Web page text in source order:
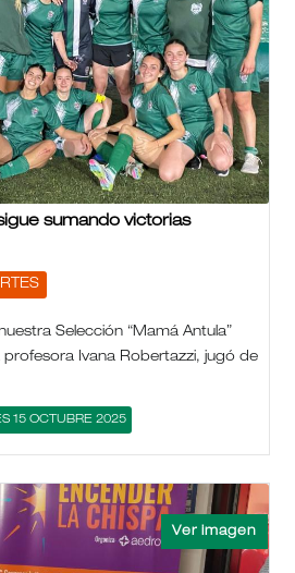
sumando victorias
Selección “Mamá Antula”
profesora Ivana Robertazzi, jugó de
15 OCTUBRE 2025